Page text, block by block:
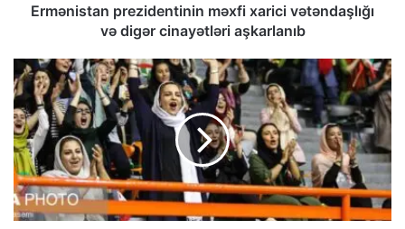
Ermənistan prezidentinin məxfi xarici vətəndaşlığı
və digər cinayətləri aşkarlanıb